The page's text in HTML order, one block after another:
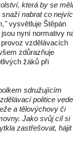
která by se
nabrat co
vysvětluje Štěpán
nyní normativy
vzdělávacích
zdůrazňuje
žáků při
sdružujícím
politice vede
a tělovýchovy či
Jako svůj cíl si
zastřešovat, hájit